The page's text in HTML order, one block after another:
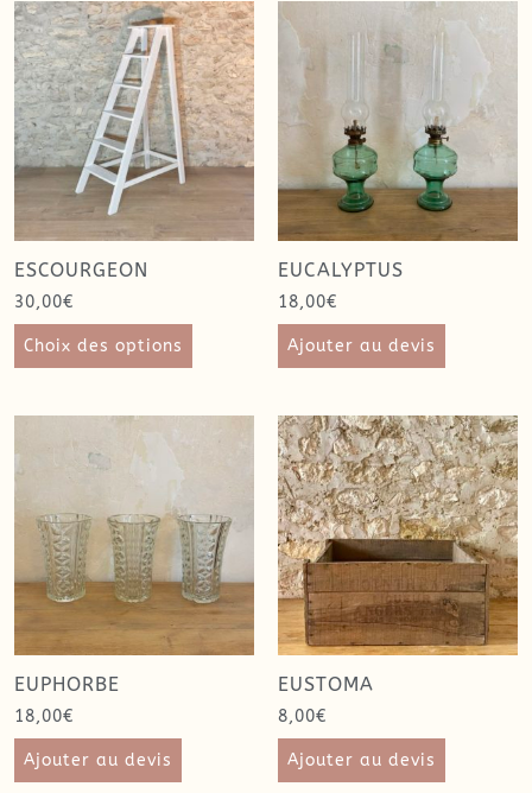
ESCOURGEON
30,00€
Choix des options
EUCALYPTUS
18,00€
Ajouter au devis
EUPHORBE
18,00€
Ajouter au devis
EUSTOMA
8,00€
Ajouter au devis